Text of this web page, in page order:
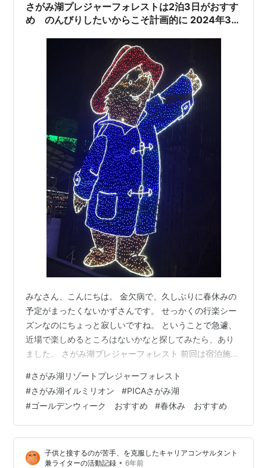
さがみ湖プレジャーフォレストは2泊3日がおすす
め のんびりしたいからこそ計画的に 2024年3月
みなさん、こんにちは。 金欠病で、久しぶりに春休みの
予定がまったくないかずさんです。 せっかくの行楽シー
ズンなのにちょっと寂しいですね。 ということで急遽、
近場で楽しめるところはないかなと探してみたら、あり
ました。 さがみ湖プレジャーフォレスト 前回は宿泊施設
www.kazusanuchisan.com 今回はその続編ということ
で、余裕を持ったスケジュールでの、2泊3日の旅の日程
をご紹介したいと思います。 わたしが遊びに行った春休
みの時期は、さがみ湖プレジャーフォレストではちょう
ど「夜のイルミネーション」と「さくら祭り」が同時に
味わうことができました。 …
#さがみ湖リゾートプレジャーフォレスト
#さがみ湖イルミリオン #PICAさがみ湖
#ゴールデンウィーク おすすめ #春休み おすすめ
子供と接するのが苦手、を克服したキャリアコンサルタント
兼ライターの活動記録 • 6年前